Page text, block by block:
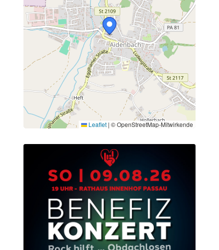
Leaflet | © OpenStreetMap-Mitwirkende